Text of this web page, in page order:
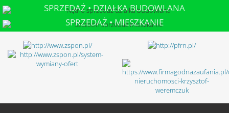
SZCZECIN
SPRZEDAŻ • DZIAŁKA BUDOWLANA
NĘTNO
SPRZEDAŻ • MIESZKANIE
SZCZECIN